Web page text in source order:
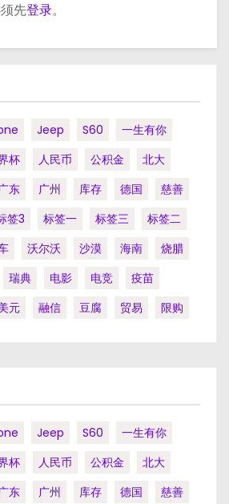
先登录。
Jeep S60
一生有你
杯 人民币 公积金
北大
东 广州 库存 德国
慈善
签3 标签一 标签三
标签二
沃尔沃 沙漠 海南
烧腊
瑞典 电影 电竞
疫苗
元 融信 豆腐 贸易 限购
Jeep S60
一生有你
杯 人民币 公积金
北大
东 广州 库存 德国
慈善